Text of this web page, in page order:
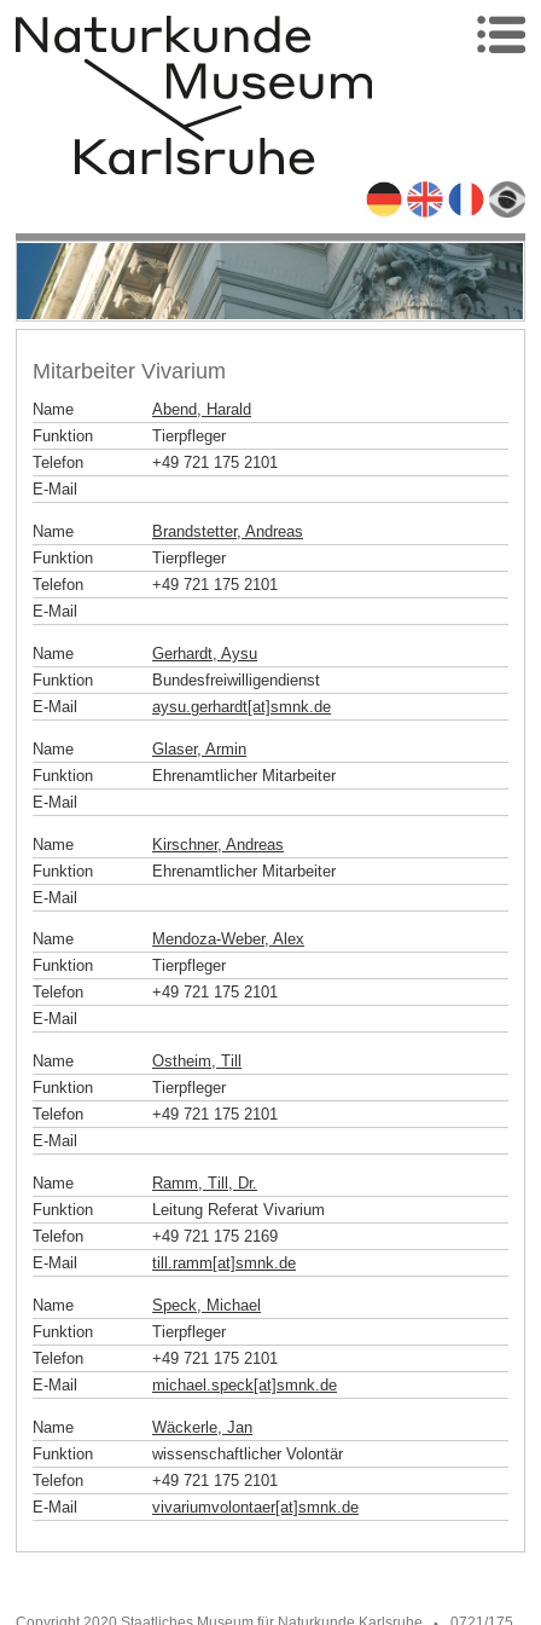
Mitarbeiter Vivarium
Name
Abend, Harald
Funktion
Tierpfleger
Telefon
+49 721 175 2101
E-Mail
Name
Brandstetter, Andreas
Funktion
Tierpfleger
Telefon
+49 721 175 2101
E-Mail
Name
Gerhardt, Aysu
Funktion
Bundesfreiwilligendienst
E-Mail
aysu.gerhardt[at]smnk.de
Name
Glaser, Armin
Funktion
Ehrenamtlicher Mitarbeiter
E-Mail
Name
Kirschner, Andreas
Funktion
Ehrenamtlicher Mitarbeiter
E-Mail
Name
Mendoza-Weber, Alex
Funktion
Tierpfleger
Telefon
+49 721 175 2101
E-Mail
Name
Ostheim, Till
Funktion
Tierpfleger
Telefon
+49 721 175 2101
E-Mail
Name
Ramm, Till, Dr.
Funktion
Leitung Referat Vivarium
Telefon
+49 721 175 2169
E-Mail
till.ramm[at]smnk.de
Name
Speck, Michael
Funktion
Tierpfleger
Telefon
+49 721 175 2101
E-Mail
michael.speck[at]smnk de
Name
Wäckerle, Jan
Funktion
wissenschaftlicher Volontär
Telefon
+49 721 175 2101
E-Mail
vivariumvolontaer[at]smnk de